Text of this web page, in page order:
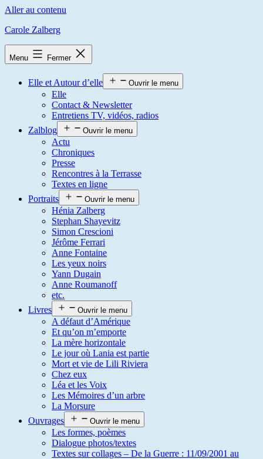
Aller au contenu
Carole Zalberg
Menu Fermer
Elle et Autour d’elle Ouvrir le menu
Elle
Contact & Newsletter
Entretiens TV, vidéos, radios
Zalblog
Ouvrir le menu
Actu
Chroniques
Presse
Rencontres à la Terrasse
Textes en ligne
Portraits
Ouvrir le menu
Hénia Zalberg
Stephan Shayevitz
Simon Crescioni
Jérôme Ferrari
Anne Fontaine
Les yeux noirs
Yann Dugain
Anne Roumanoff
etc.
Livres
Ouvrir le menu
A défaut d’Amérique
Et qu’on m’emporte
La mère horizontale
Le jour où Lania est partie
Mort et vie de Lili Riviera
Chez eux
Léa et les Voix
Les Mémoires d’un arbre
La Morsure
Ouvrages
Ouvrir le menu
Les formes, poèmes
Dialogue photos/textes
Textes sur collages – De la Guerre : 11/09/2001 au